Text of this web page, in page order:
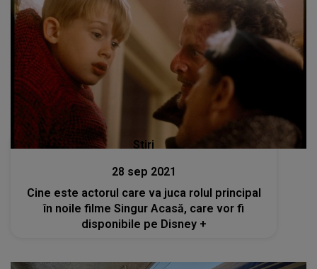
Stiri
28 sep 2021
Cine este actorul care va juca rolul principal
în noile filme Singur Acasă, care vor fi
disponibile pe Disney +